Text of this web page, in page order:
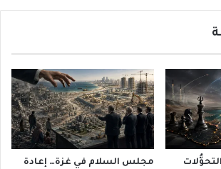
مجلس السلام في غزة… إعادة